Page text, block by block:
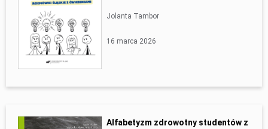
Jolanta Tambor
16 marca 2026
Alfabetyzm zdrowotny studentów z